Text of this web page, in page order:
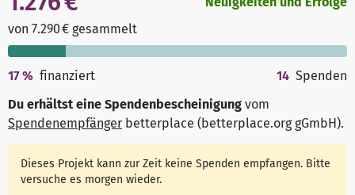
von 7.290 € gesammelt
17% finanziert 14 Spenden
Du erhältst eine Spendenbescheinigung vom
Spendenempfänger betterplace (betterplace.org gGmbH).
Dieses Projekt kann zur Zeit keine Spenden empfangen. Bitte
versuche es morgen wieder.